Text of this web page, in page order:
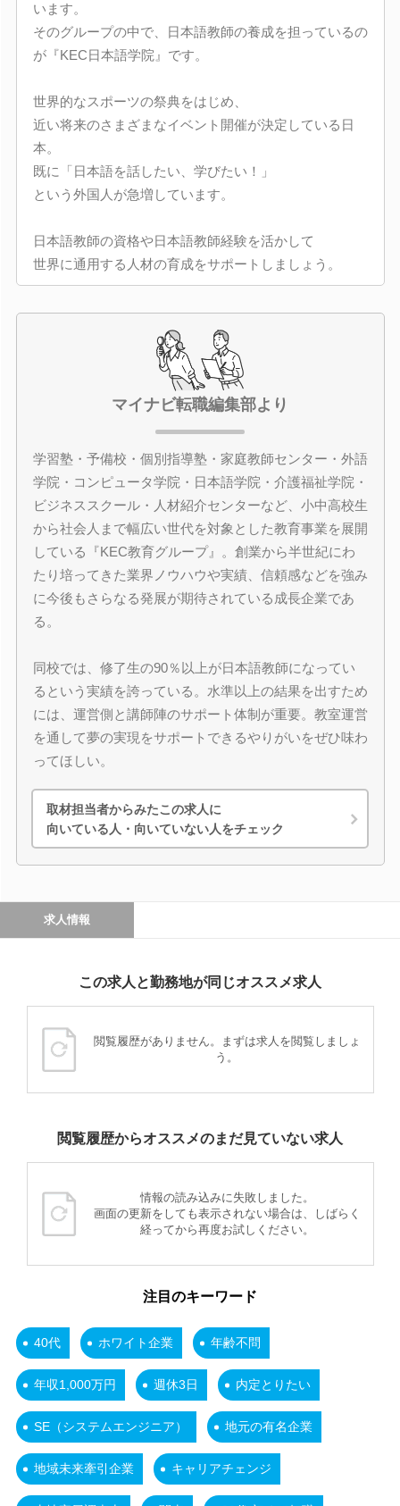
います。
そのグループの中で、日本語教師の養成を担っているの
が『KEC日本語学院』です。
世界的なスポーツの祭典をはじめ、
近い将来のさまざまなイベント開催が決定している日
本。
既に「日本語を話したい、学びたい！」
という外国人が急増しています。
日本語教師の資格や日本語教師経験を活かして
世界に通用する人材の育成をサポートしましょう。
マイナビ転職編集部より
学習塾・予備校・個別指導塾・家庭教師センター・外語
学院・コンピュータ学院・日本語学院・介護福祉学院・
ビジネススクール・人材紹介センターなど、小中高校生
から社会人まで幅広い世代を対象とした教育事業を展開
している『KEC教育グループ』。創業から半世紀にわ
たり培ってきた業界ノウハウや実績、信頼感などを強み
に今後もさらなる発展が期待されている成長企業であ
る。
同校では、修了生の90％以上が日本語教師になってい
るという実績を誇っている。水準以上の結果を出すため
には、運営側と講師陣のサポート体制が重要。教室運営
を通して夢の実現をサポートできるやりがいをぜひ味わ
ってほしい。
取材担当者からみたこの求人に
向いている人・向いていない人をチェック
求人情報
この求人と勤務地が同じオススメ求人
閲覧履歴がありません。まずは求人を閲覧しましょ
う。
閲覧履歴からオススメのまだ見ていない求人
情報の読み込みに失敗しました。
画面の更新をしても表示されない場合は、しばらく
経ってから再度お試しください。
注目のキーワード
40代 ホワイト企業 年齢不問
年収1,000万円 週休3日 内定とりたい
SE（システムエンジニア） 地元の有名企業
地域未来牽引企業 キャリアチェンジ